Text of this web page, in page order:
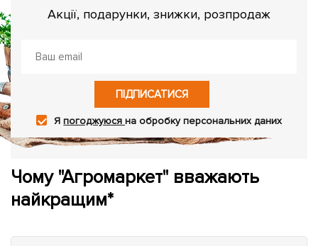
Акції, подарунки, знижки, розпродаж
ПІДПИСАТИСЯ
Япогоджуюсяна обробку персональних даних
Чому "Агромаркет" вважають
найкращим*